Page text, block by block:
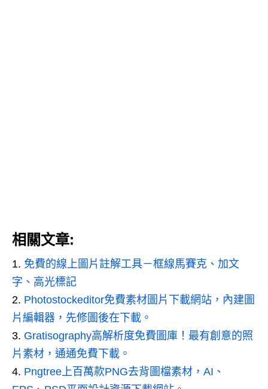
相關文章:
免費的線上圖片註解工具－框線馬賽克、加文
字、高光標記
Photostockeditor免費素材圖片下載網站，內建圖
片編輯器，先修圖後在下載。
Gratisography高解析度免費圖庫！最有創意的照
片素材，通通免費下載。
Pngtree上百萬款PNG去背圖檔素材，AI、